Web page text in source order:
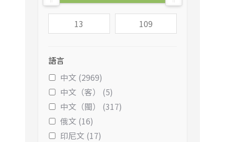
語言
中文 (2969)
中文（客） (5)
中文（閩） (317)
俄文 (16)
印尼文 (17)